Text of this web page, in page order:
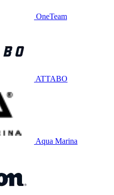
OneTeam
ATTABO
Aqua Marina